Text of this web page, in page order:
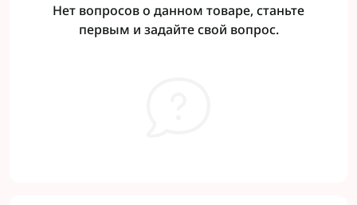
Нет вопросов о данном товаре, станьте
первым и задайте свой вопрос.